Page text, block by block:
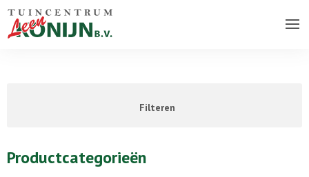
Filteren
Productcategorieën